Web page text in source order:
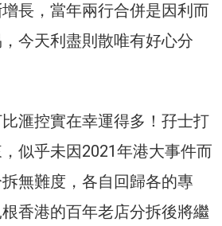
長，當年兩行合併是因利而
今天利盡則散唯有好心分
滙控實在幸運得多！孖士打
似乎未因2021年港大事件而
無難度，各自回歸各的專
香港的百年老店分拆後將繼